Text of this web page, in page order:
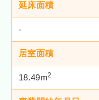
延床面積
-
居室面積
18.49m2